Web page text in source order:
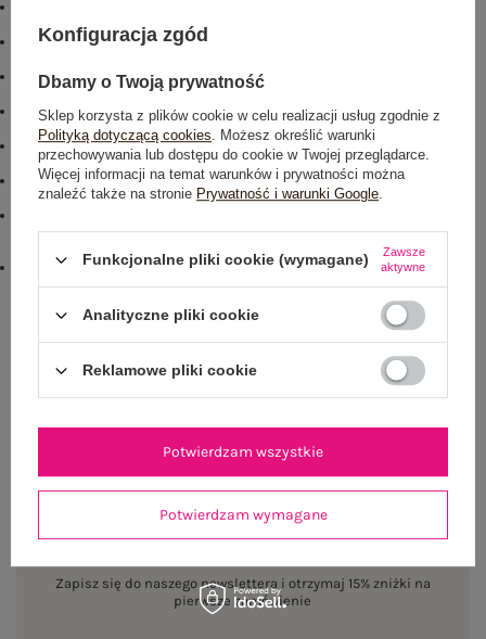
przed kolano
#rękaw:
#dekolt:
#zapięcie:
guziki,jednorzędowe
#cechy dodatkowe:
marszczenia,bufiasty rękaw
#sposób prania :
pranie w pralce w 30°C
Modelka ma na sobie rozmiar one size. Wymiary modelki: wzrost 169
cm, biust 88 cm, talia 68 cm, biodra 89 cm
emblemat:
txt_BESTSELLER#D22D7D#FFFFFF,dół,lewo,col
Rozmiar: One size
Dostępny
NEWSLETTER
Zapisz się do naszego newslettera i otrzymaj 15% zniżki na
pierwsze zamówienie
Konfiguracja zgód
Dbamy o Twoją prywatność
Sklep korzysta z plików cookie w celu realizacji usług zgodnie z
Polityką dotyczącą cookies. Możesz określić warunki
przechowywania lub dostępu do cookie w Twojej przeglądarce.
Więcej informacji na temat warunków i prywatności można
znaleźć także na stronie Prywatność i warunki Google.
Funkcjonalne pliki cookie (wymagane)
Zawsze
aktywne
Analityczne pliki cookie
Reklamowe pliki cookie
Potwierdzam wymagane
Potwierdzam wszystkie